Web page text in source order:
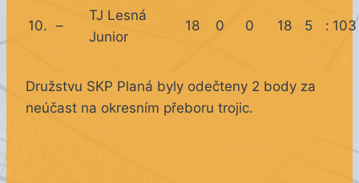
10. –
TJ Lesná
Junior
18 0 0 18 5 : 103
Družstvu SKP Planá byly odečteny 2 body za
neúčast na okresním přeboru trojic.